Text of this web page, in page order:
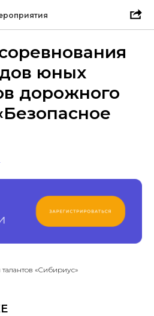
юных
дорожного
«Сибириус»